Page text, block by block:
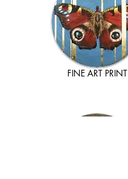
FINE ART PRINT